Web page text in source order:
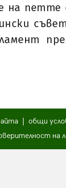
на петте
общи
на